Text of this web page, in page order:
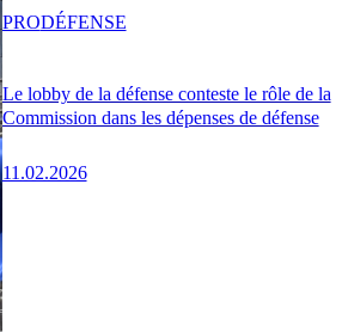
Le lobby de la défense conteste le rôle de la
Commission dans les dépenses de défense
11.02.2026
PRODÉFENSE